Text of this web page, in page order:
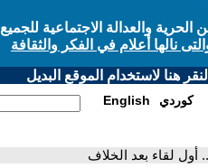
والعدالة الاجتماعية للجميع
نالها أعلام في الفكر والثقافة
هنا لاستخدام الموقع البديل
English كوردي
أول لقاء بعد الخلاف